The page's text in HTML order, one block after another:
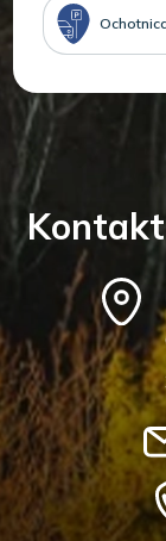
Kontakt